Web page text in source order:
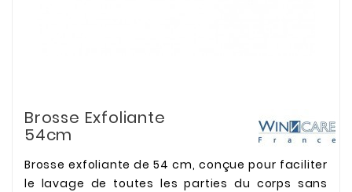
Brosse Exfoliante
54cm
Brosse exfoliante de 54 cm, conçue pour faciliter
le lavage de toutes les parties du corps sans